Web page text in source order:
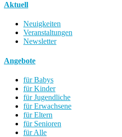
Aktuell
Neuigkeiten
Veranstaltungen
Newsletter
Angebote
für Babys
für Kinder
für Jugendliche
für Erwachsene
für Eltern
für Senioren
für Alle